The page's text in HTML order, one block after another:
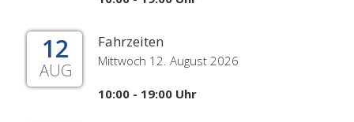
12
AUG
Fahrzeiten
Mittwoch 12. August 2026
10:00 - 19:00 Uhr